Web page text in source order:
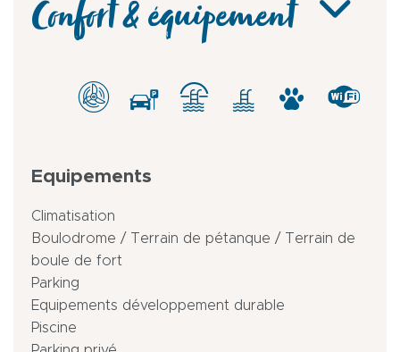
Confort & équipement
Equipements
Climatisation
Boulodrome / Terrain de pétanque / Terrain de
boule de fort
Parking
Equipements développement durable
Piscine